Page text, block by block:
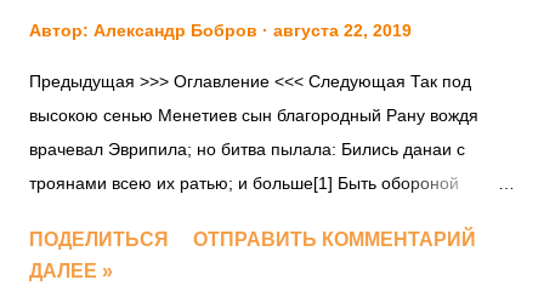
Автор: Александр Бобров августа 22, 2019
Предыдущая >>> Оглавление <<< Следующая Так под
высокою сенью Менетиев сын благородный Рану вождя
врачевал Эврипила; но битва пылала: Бились данаи с
троянами всею их ратью; и больше[1] Быть обороной
воздвигли судам на защиту и окрест Рвом обвели: не
почтили они гекатомбой бессмертных, Их не молили, да в
ПОДЕЛИТЬСЯ
ОТПРАВИТЬ КОММЕНТАРИЙ
ДАЛЕЕ »